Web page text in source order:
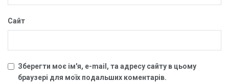
Сайт
Зберегти моє ім'я, e-mail, та адресу сайту в цьому
браузері для моїх подальших коментарів.